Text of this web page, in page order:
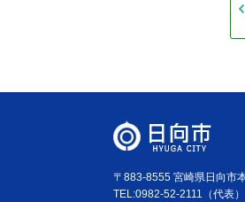
〒883-8555 宮崎県日向市
TEL:0982-52-2111（代表）